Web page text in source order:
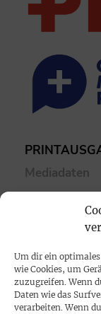
Um dir ein
wie Cookies, um
zuzugreifen. Wenn
Daten wie das
verarbeiten. Wenn
Mediadaten
SPENDEN
Datenschutz